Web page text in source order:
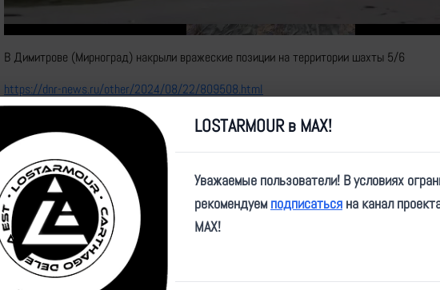
В Димитрове (Мирноград) накрыли вражеские позиции на территории шахты 5/6
https://dnr-news.ru/other/2024/08/22/809508.html
LOSTARMOUR в MAX!
Уважаемые пользователи! В условиях
рекомендуем подписаться на канал
MAX!